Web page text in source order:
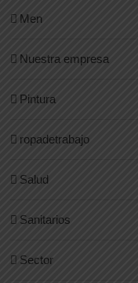
Men
Nuestra empresa
Pintura
ropadetrabajo
Salud
Sanitarios
Sector